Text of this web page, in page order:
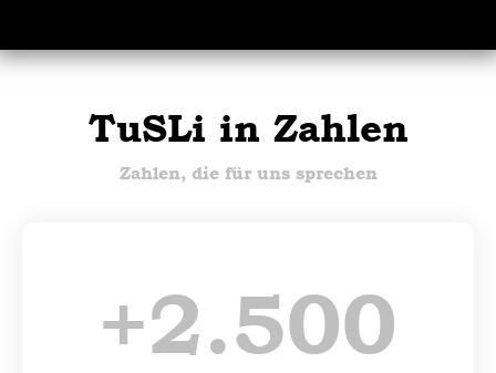
TuSLi in Zahlen
Zahlen, die für uns sprechen
+2.500